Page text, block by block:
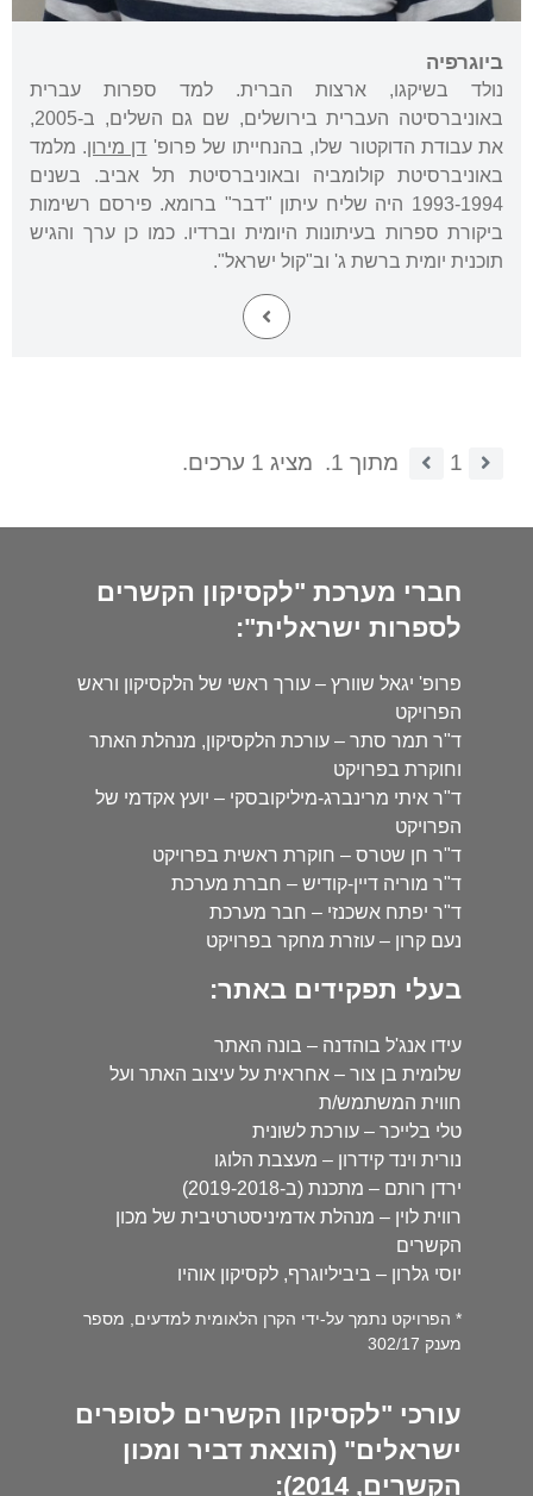
ביוגרפיה
נולד בשיקגו, ארצות הברית. למד ספרות עברית
באוניברסיטה העברית בירושלים, שם גם השלים, ב-2005,
את עבודת הדוקטור שלו, בהנחייתו של פרופ' דן מירון. מלמד
באוניברסיטת קולומביה ובאוניברסיטת תל אביב. בשנים
1993-1994 היה שליח עיתון "דבר" ברומא. פירסם רשימות
ביקורת ספרות בעיתונות היומית וברדיו. כמו כן ערך והגיש
תוכנית יומית ברשת ג' וב"קול ישראל".
1 מתוך 1. מציג 1 ערכים.
חברי מערכת "לקסיקון הקשרים
לספרות ישראלית":
פרופ' יגאל שוורץ – עורך ראשי של הלקסיקון וראש
הפרויקט
ד"ר תמר סתר – עורכת הלקסיקון, מנהלת האתר
וחוקרת בפרויקט
ד"ר איתי מרינברג-מיליקובסקי – יועץ אקדמי של
הפרויקט
ד"ר חן שטרס – חוקרת ראשית בפרויקט
ד"ר מוריה דיין-קודיש – חברת מערכת
ד"ר יפתח אשכנזי – חבר מערכת
נעם קרון – עוזרת מחקר בפרויקט
בעלי תפקידים באתר:
עידו אנג'ל בוהדנה – בונה האתר
שלומית בן צור – אחראית על עיצוב האתר ועל
חווית המשתמש/ת
טלי בלייכר – עורכת לשונית
נורית וינד קידרון – מעצבת הלוגו
ירדן רותם – מתכנת (ב-2019-2018)
רווית לוין – מנהלת אדמיניסטרטיבית של מכון
הקשרים
יוסי גלרון – ביביליוגרף, לקסיקון אוהיו
* הפרויקט נתמך על-ידי הקרן הלאומית למדעים, מספר
מענק 302/17
עורכי "לקסיקון הקשרים לסופרים
ישראלים" (הוצאת דביר ומכון
הקשרים, 2014):